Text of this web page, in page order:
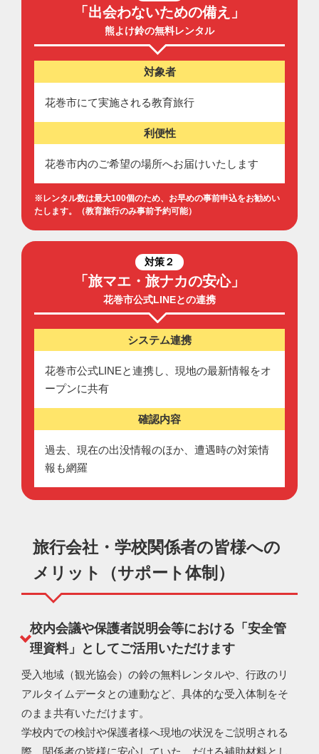
「出会わないための備え」
熊よけ鈴の無料レンタル
対象者
花巻市にて実施される教育旅行
利便性
花巻市内のご希望の場所へお届けいたします
※レンタル数は最⼤100個のため、お早めの事前申込をお勧めい
たします。（教育旅⾏のみ事前予約可能）
対策２
「旅マエ・旅ナカの安心」
花巻市公式LINEとの連携
システム連携
花巻市公式LINEと連携し、現地の最新情報をオ
ープンに共有
確認内容
過去、現在の出没情報のほか、遭遇時の対策情
報も網羅
旅⾏会社・学校関係者の皆様への
メリット（サポート体制）
校内会議や保護者説明会等における「安全管
理資料」としてご活⽤いただけます
受入地域（観光協会）の鈴の無料レンタルや、⾏政のリ
アルタイムデータとの連動など、具体的な受入体制をそ
のまま共有いただけます。
学校内での検討や保護者様へ現地の状況をご説明される